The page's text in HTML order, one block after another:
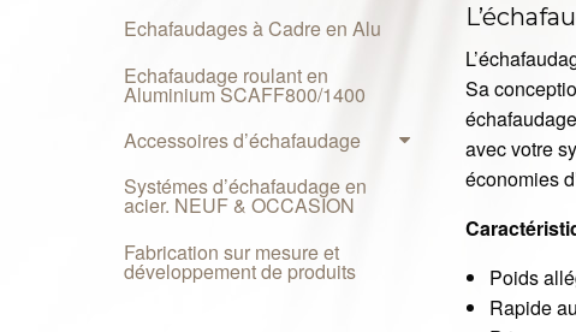
Sa
avec votre
économies
Poids
Rapide
Echafaudages à Cadre en Alu
Echafaudage roulant en
Aluminium SCAFF800/1400
Accessoires d’échafaudage
Systémes d’échafaudage en
acier. NEUF & OCCASION
Fabrication sur mesure et
développement de produits